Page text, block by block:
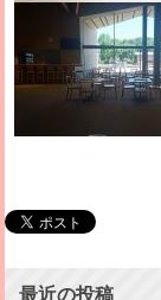
最近の投稿